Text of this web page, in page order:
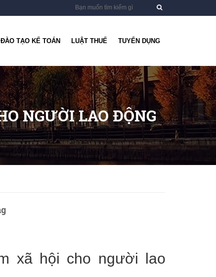
ĐÀO TẠO KẾ TOÁN LUẬT THUẾ TUYỂN DỤNG
NGƯỜI LAO ĐỘNG
xã hội cho người lao